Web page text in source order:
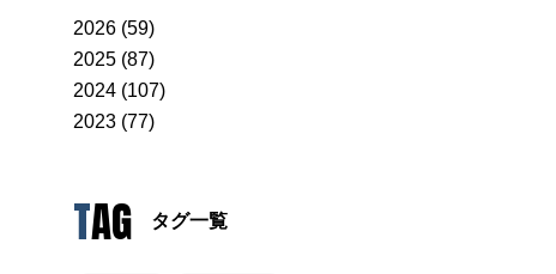
2026 (59)
2025 (87)
2024 (107)
2023 (77)
TAG タグ一覧